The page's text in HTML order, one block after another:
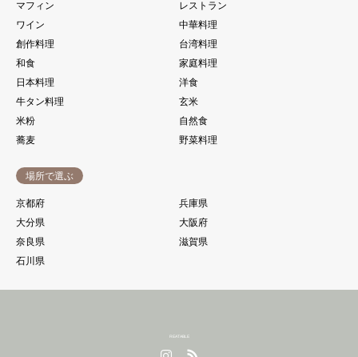
マフィン
レストラン
ワイン
中華料理
創作料理
台湾料理
和食
家庭料理
日本料理
洋食
牛タン料理
玄米
米粉
自然食
蕎麦
野菜料理
場所で選ぶ
京都府
兵庫県
大分県
大阪府
奈良県
滋賀県
石川県
REATABLE